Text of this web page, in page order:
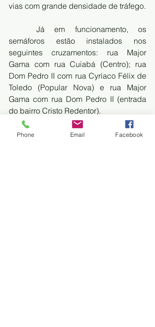
vias com grande densidade de tráfego.
Já em funcionamento, os
semáforos estão instalados nos
seguintes cruzamentos: rua Major
Gama com rua Cuiabá (Centro); rua
Dom Pedro II com rua Cyríaco Félix de
Toledo (Popular Nova) e rua Major
Gama com rua Dom Pedro II (entrada
do bairro Cristo Redentor).
FONTE: DIÁRIO CORUMBAENSE
Corumbá
Phone Email Facebook